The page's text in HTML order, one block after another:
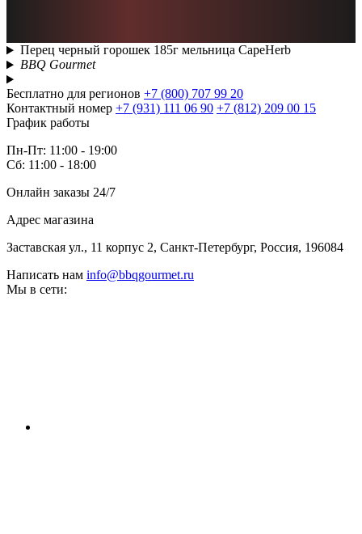
Перец черный горошек 185г мельница CapeHerb
BBQ Gourmet
Бесплатно для регионов +7 (800) 707 99 20
Контактный номер +7 (931) 111 06 90 +7 (812) 209 00 15
График работы
Пн-Пт: 11:00 - 19:00
Сб: 11:00 - 18:00
Онлайн заказы 24/7
Адрес магазина
Заставская ул., 11 корпус 2, Санкт-Петербург, Россия, 196084
Написать нам info@bbqgourmet.ru
Мы в сети: